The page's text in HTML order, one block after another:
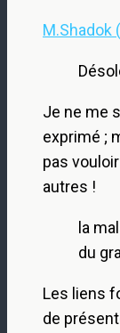
M.Shadok
Je ne me
exprimé ;
pas
autres !
la
du
Les liens
de